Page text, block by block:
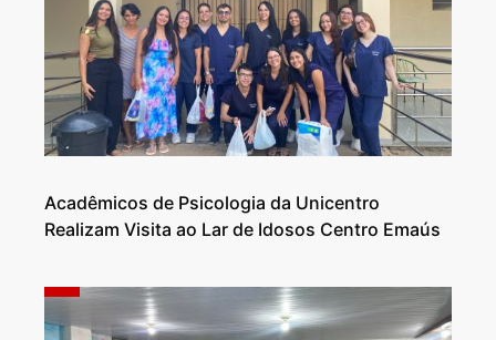
Acadêmicos de Psicologia da Unicentro
Realizam Visita ao Lar de Idosos Centro Emaús